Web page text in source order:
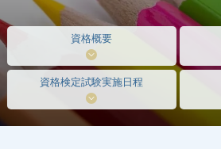
資格概要
資格検定試験実施日程